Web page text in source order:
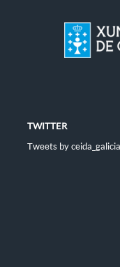
TWITTER
Tweets by ceida_galicia